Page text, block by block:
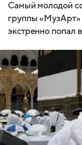
Самый молодой
группы
экстренно попал